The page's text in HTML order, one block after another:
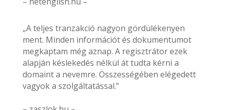
„A teljes tranzakció nagyon gördülékenyen
ment. Minden információt és dokumentumot
megkaptam még aznap. A regisztrátor ezek
alapján késlekedés nélkül át tudta kérni a
domaint a nevemre. Összességében elégedett
vagyok a szolgáltatással.”